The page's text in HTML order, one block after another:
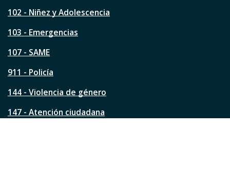
s
a
á
i
a
102 - Niñez y Adolescencia
103 - Emergencias
107 - SAME
911 - Policía
144 - Violencia de género
147 - Atención ciudadana